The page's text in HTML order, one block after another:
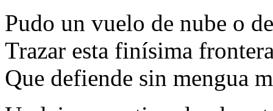
Pudo un vuelo de nube o
Trazar esta finísima
Que defiende sin mengua